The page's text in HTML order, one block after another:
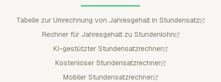
Tabelle zur Umrechnung von Jahresgehalt in Stundensatz
Rechner für Jahresgehalt zu Stundenlohn
KI-gestützter Stundensatzrechner
Kostenloser Stundensatzrechner
Mobiler Stundensatzrechner